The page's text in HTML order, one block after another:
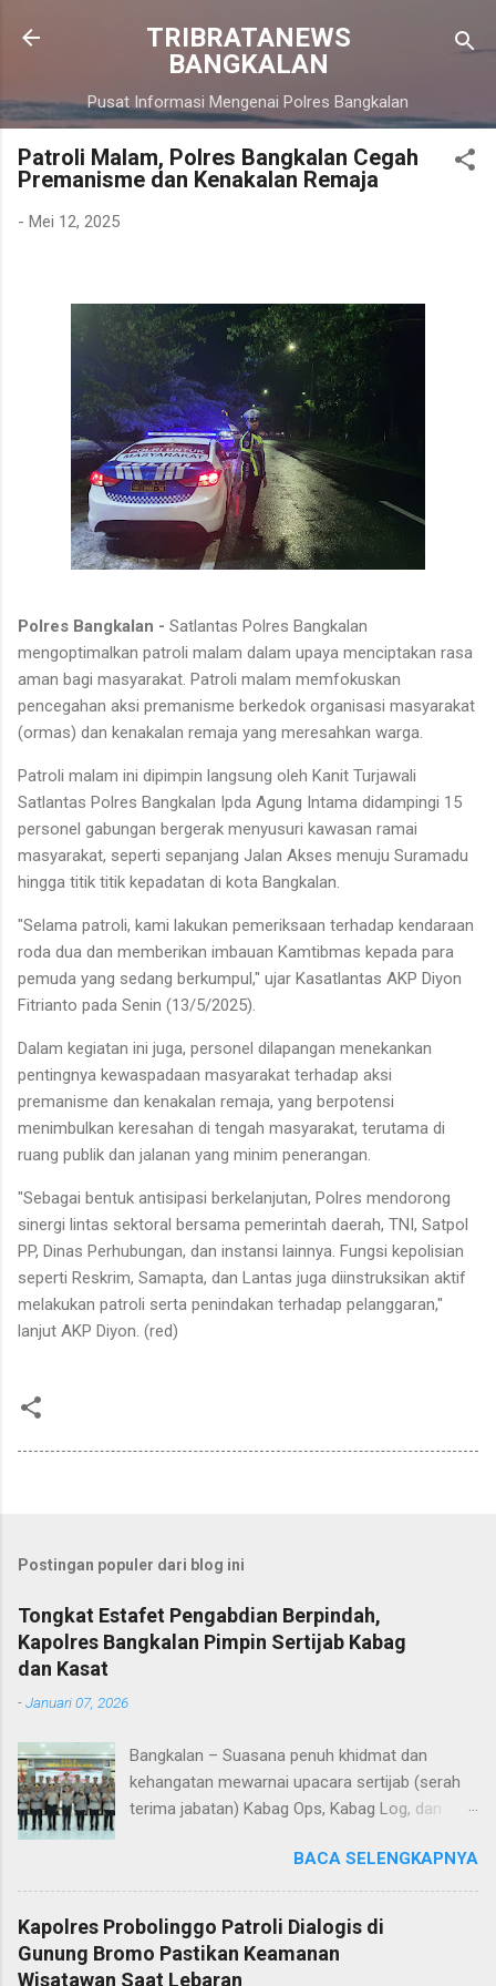
Langsung ke konten utama
TRIBRATANEWS
BANGKALAN
Pusat Informasi Mengenai Polres Bangkalan
Patroli Malam, Polres Bangkalan Cegah
Premanisme dan Kenakalan Remaja
- Mei 12, 2025
Polres Bangkalan - Satlantas Polres Bangkalan
mengoptimalkan patroli malam dalam upaya menciptakan rasa
aman bagi masyarakat. Patroli malam memfokuskan
pencegahan aksi premanisme berkedok organisasi masyarakat
(ormas) dan kenakalan remaja yang meresahkan warga.
Patroli malam ini dipimpin langsung oleh Kanit Turjawali
Satlantas Polres Bangkalan Ipda Agung Intama didampingi 15
personel gabungan bergerak menyusuri kawasan ramai
masyarakat, seperti sepanjang Jalan Akses menuju Suramadu
hingga titik titik kepadatan di kota Bangkalan.
"Selama patroli, kami lakukan pemeriksaan terhadap kendaraan
roda dua dan memberikan imbauan Kamtibmas kepada para
pemuda yang sedang berkumpul," ujar Kasatlantas AKP Diyon
Fitrianto pada Senin (13/5/2025).
Dalam kegiatan ini juga, personel dilapangan menekankan
pentingnya kewaspadaan masyarakat terhadap aksi
premanisme dan kenakalan remaja, yang berpotensi
menimbulkan keresahan di tengah masyarakat, terutama di
ruang publik dan jalanan yang minim penerangan.
"Sebagai bentuk antisipasi berkelanjutan, Polres mendorong
sinergi lintas sektoral bersama pemerintah daerah, TNI, Satpol
PP, Dinas Perhubungan, dan instansi lainnya. Fungsi kepolisian
seperti Reskrim, Samapta, dan Lantas juga diinstruksikan aktif
melakukan patroli serta penindakan terhadap pelanggaran,"
lanjut AKP Diyon. (red)
Postingan populer dari blog ini
Tongkat Estafet Pengabdian Berpindah,
Kapolres Bangkalan Pimpin Sertijab Kabag
dan Kasat
-Januari 07, 2026
Bangkalan – Suasana penuh khidmat dan
kehangatan mewarnai upacara sertijab (serah
terima jabatan) Kabag Ops, Kabag Log, dan
Aula Sarja Arya Racana Polres Bangkalan, Rabu
(07/01/2026). Upacara tersebut menjadi
momen penting bagi jajaran Polres Bangkalan,
bukan hanya sebagai pergantian jabatan
struktural, tetapi juga sebagai bentuk regenerasi
BACA SELENGKAPNYA
Kapolres Probolinggo Patroli Dialogis di
Gunung Bromo Pastikan Keamanan
Wisatawan Saat Lebaran